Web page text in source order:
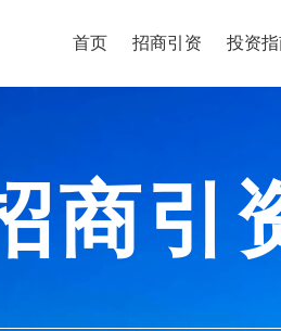
首页 招商引资 投资
商引